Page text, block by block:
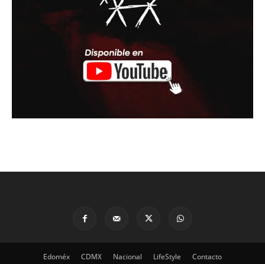
Edoméx CDMX Nacional LifeStyle Contacto